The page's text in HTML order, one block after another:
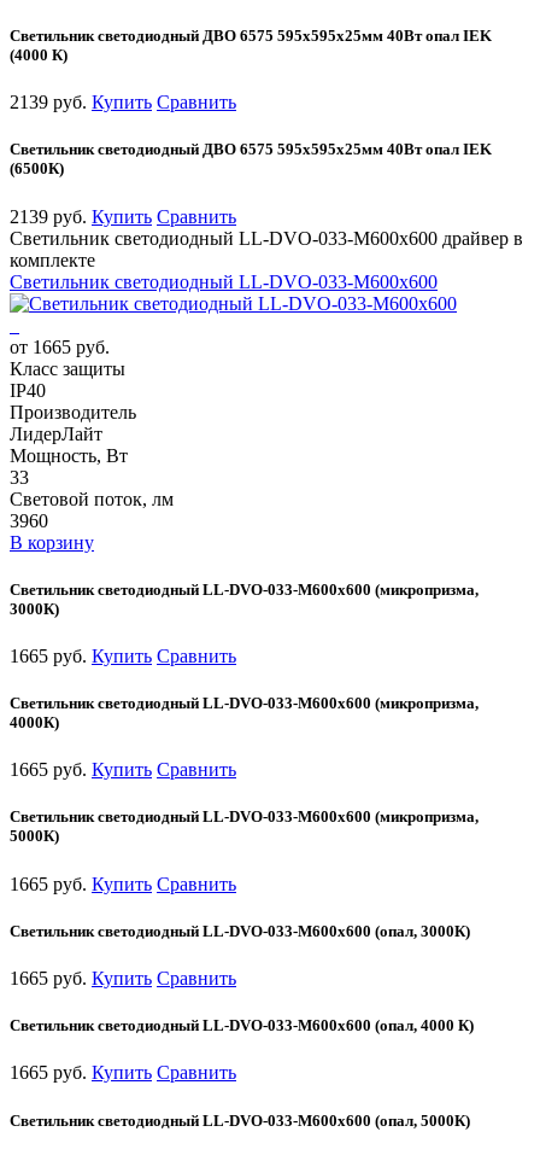
Светильник светодиодный ДВО 6575 595х595х25мм 40Вт опал IEK
(4000 К)
2139 руб. Купить Сравнить
Светильник светодиодный ДВО 6575 595х595х25мм 40Вт опал IEK
(6500К)
2139 руб. Купить Сравнить
Светильник светодиодный LL-DVO-033-M600x600 драйвер в
комплекте
Светильник светодиодный LL-DVO-033-M600x600
от 1665 руб.
Класс защиты
IP40
Производитель
ЛидерЛайт
Мощность, Вт
33
Световой поток, лм
3960
В корзину
Светильник светодиодный LL-DVO-033-M600x600 (микропризма,
3000К)
1665 руб. Купить Сравнить
Светильник светодиодный LL-DVO-033-M600x600 (микропризма,
4000К)
1665 руб. Купить Сравнить
Светильник светодиодный LL-DVO-033-M600x600 (микропризма,
5000К)
1665 руб. Купить Сравнить
Светильник светодиодный LL-DVO-033-M600x600 (опал, 3000К)
1665 руб. Купить Сравнить
Светильник светодиодный LL-DVO-033-M600x600 (опал, 4000 К)
1665 руб. Купить Сравнить
Светильник светодиодный LL-DVO-033-M600x600 (опал, 5000К)